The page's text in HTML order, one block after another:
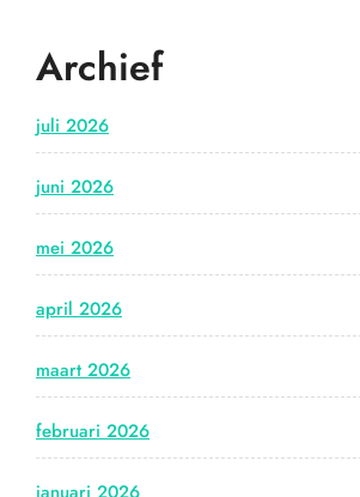
Archief
juli 2026
juni 2026
mei 2026
april 2026
maart 2026
februari 2026